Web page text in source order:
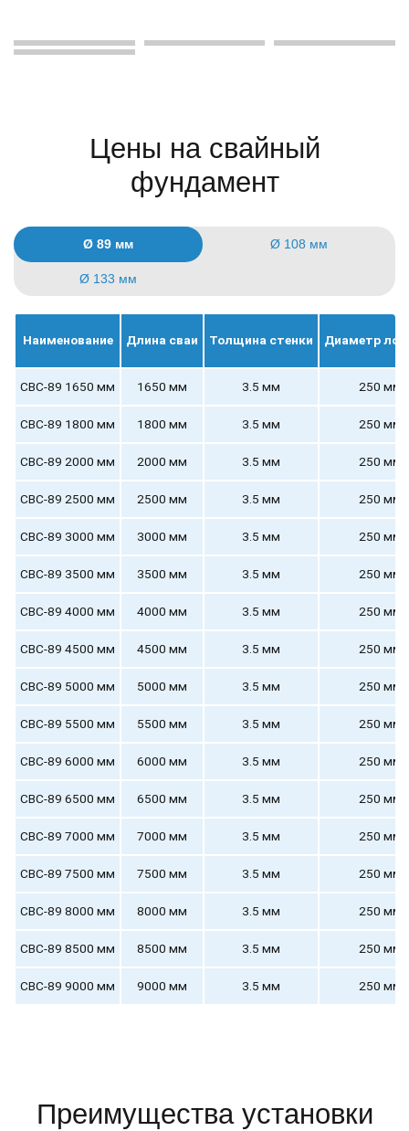
Цены на свайный
фундамент
Ø 89 мм Ø 108 мм
Ø 133 мм
Наименование Длина сваи Толщина стенки Диаметр
СВС-89 1650 мм 1650 мм 3.5 мм 250 мм
СВС-89 1800 мм 1800 мм 3.5 мм 250 мм
СВС-89 2000 мм 2000 мм 3.5 мм 250 мм
СВС-89 2500 мм 2500 мм 3.5 мм 250 мм
СВС-89 3000 мм 3000 мм 3.5 мм 250 мм
СВС-89 3500 мм 3500 мм 3.5 мм 250 мм
СВС-89 4000 мм 4000 мм 3.5 мм 250 мм
СВС-89 4500 мм 4500 мм 3.5 мм 250 мм
СВС-89 5000 мм 5000 мм 3.5 мм 250 мм
СВС-89 5500 мм 5500 мм 3.5 мм 250 мм
СВС-89 6000 мм 6000 мм 3.5 мм 250 мм
СВС-89 6500 мм 6500 мм 3.5 мм 250 мм
СВС-89 7000 мм 7000 мм 3.5 мм 250 мм
СВС-89 7500 мм 7500 мм 3.5 мм 250 мм
СВС-89 8000 мм 8000 мм 3.5 мм 250 мм
СВС-89 8500 мм 8500 мм 3.5 мм 250 мм
СВС-89 9000 мм 9000 мм 3.5 мм 250 мм
Преимущества установки